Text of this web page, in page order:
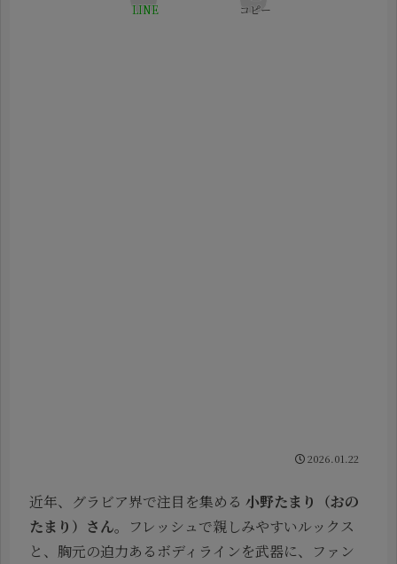
LINE コピー
2026.01.22
近年、グラビア界で注目を集める 小野たまり（おの
たまり）さん。フレッシュで親しみやすいルックス
と、胸元の迫力あるボディラインを武器に、ファン